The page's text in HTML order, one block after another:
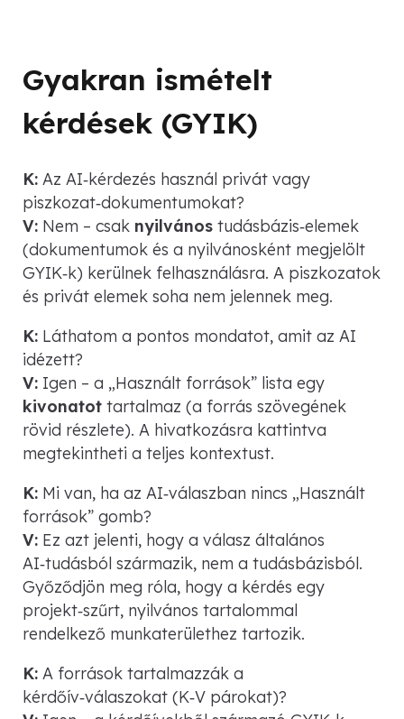
Gyakran ismételt
kérdések (GYIK)
K: Az AI‑kérdezés használ privát vagy
piszkozat‑dokumentumokat?
V: Nem – csak nyilvános tudásbázis‑elemek
(dokumentumok és a nyilvánosként megjelölt
GYIK‑k) kerülnek felhasználásra. A piszkozatok
és privát elemek soha nem jelennek meg.
K: Láthatom a pontos mondatot, amit az AI
idézett?
V: Igen – a „Használt források” lista egy
kivonatot tartalmaz (a forrás szövegének
rövid részlete). A hivatkozásra kattintva
megtekintheti a teljes kontextust.
K: Mi van, ha az AI‑válaszban nincs „Használt
források” gomb?
V: Ez azt jelenti, hogy a válasz általános
AI‑tudásból származik, nem a tudásbázisból.
Győződjön meg róla, hogy a kérdés egy
projekt‑szűrt, nyilvános tartalommal
rendelkező munkaterülethez tartozik.
K: A források tartalmazzák a
kérdőív‑válaszokat (K‑V párokat)?